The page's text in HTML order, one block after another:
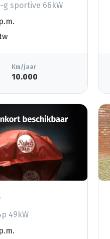
g sportive 66kW
Km/jaar
10.000
49kW